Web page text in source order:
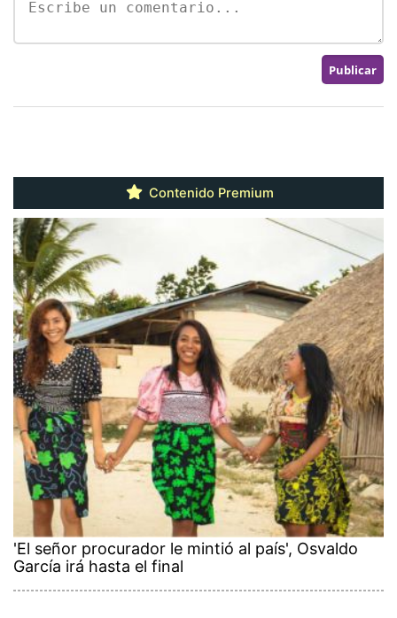
Contenido Premium
'El señor procurador le mintió al país', Osvaldo
García irá hasta el final